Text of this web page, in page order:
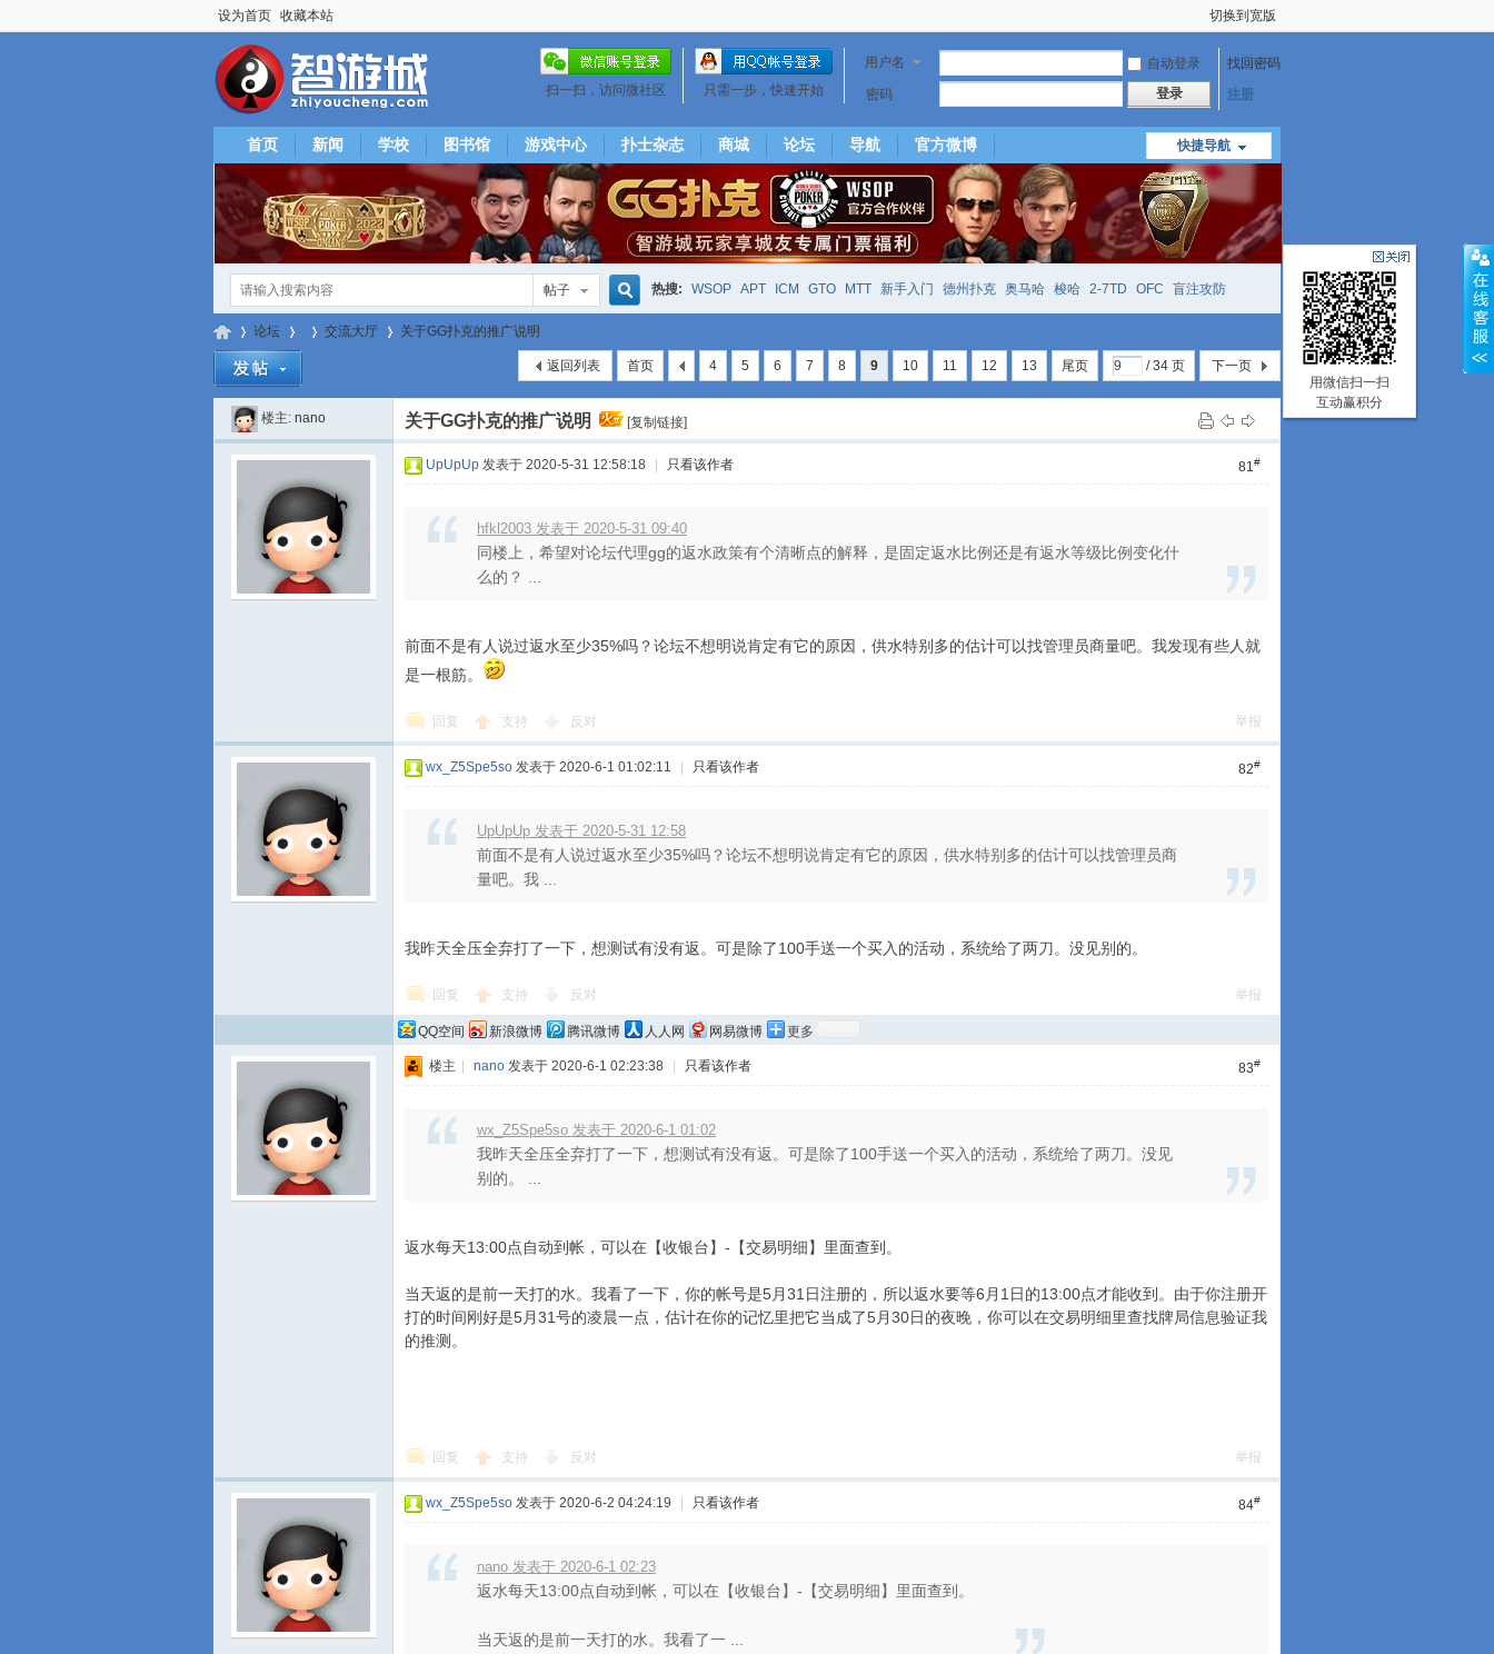
设为首页 收藏本站 切换到宽版
用户名 自动登录
找回密码
密码
登录 注册
只需一步，快速开始
扫一扫，访问微社区
快捷导航
首页 新闻 学校 图书馆 游戏中心 扑士杂志 商城 论坛 导航 官方微博
帖子
索
热搜: WSOP APT ICM GTO MTT 新手入门 德州扑克 奥马哈 梭哈 2-7TD OFC 盲注攻防
大发取钱 短筹码优势 澳门 永利
»
论坛
› ›
交流大厅 关于GG扑克的推广说明
首页 4 5 6 7 8 9 10 11 12 13 尾页 / 34 页 下一页
返回列表
楼主: nano 关于GG扑克的推广说明 [复制链接]
81#
UpUpUp 发表于 2020-5-31 12:58:18 只看该作者
hfkl2003 发表于 2020-5-31 09:40
同楼上，希望对论坛代理gg的返水政策有个清晰点的解释，是固定返水比例还是有返水等级比例变化什
么的？ ...
前面不是有人说过返水至少35%吗？论坛不想明说肯定有它的原因，供水特别多的估计可以找管理员商量吧。我发现有些人就
是一根筋。
回复 支持 反对 举报
82#
wx_Z5Spe5so 发表于 2020-6-1 01:02:11 只看该作者
UpUpUp 发表于 2020-5-31 12:58
前面不是有人说过返水至少35%吗？论坛不想明说肯定有它的原因，供水特别多的估计可以找管理员商
量吧。我 ...
我昨天全压全弃打了一下，想测试有没有返。可是除了100手送一个买入的活动，系统给了两刀。没见别的。
回复 支持 反对 举报
QQ空间 新浪微博 腾讯微博 人人网 网易微博 更多
83#
楼主 nano 发表于 2020-6-1 02:23:38 只看该作者
wx_Z5Spe5so 发表于 2020-6-1 01:02
我昨天全压全弃打了一下，想测试有没有返。可是除了100手送一个买入的活动，系统给了两刀。没见
别的。 ...
返水每天13:00点自动到帐，可以在【收银台】-【交易明细】里面查到。
当天返的是前一天打的水。我看了一下，你的帐号是5月31日注册的，所以返水要等6月1日的13:00点才能收到。由于你注册开
打的时间刚好是5月31号的凌晨一点，估计在你的记忆里把它当成了5月30日的夜晚，你可以在交易明细里查找牌局信息验证我
的推测。
回复 支持 反对 举报
84#
wx_Z5Spe5so 发表于 2020-6-2 04:24:19 只看该作者
nano 发表于 2020-6-1 02:23
返水每天13:00点自动到帐，可以在【收银台】-【交易明细】里面查到。
当天返的是前一天打的水。我看了一 ...
用微信扫一扫
互动赢积分